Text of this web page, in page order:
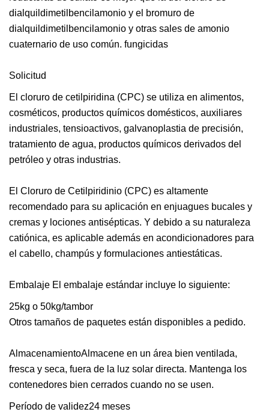
dialquildimetilbencilamonio y el bromuro de
dialquildimetilbencilamonio y otras sales de amonio
cuaternario de uso común. fungicidas
Solicitud
El cloruro de cetilpiridina (CPC) se utiliza en alimentos,
cosméticos, productos químicos domésticos, auxiliares
industriales, tensioactivos, galvanoplastia de precisión,
tratamiento de agua, productos químicos derivados del
petróleo y otras industrias.
El Cloruro de Cetilpiridinio (CPC) es altamente
recomendado para su aplicación en enjuagues bucales y
cremas y lociones antisépticas. Y debido a su naturaleza
catiónica, es aplicable además en acondicionadores para
el cabello, champús y formulaciones antiestáticas.
Embalaje El embalaje estándar incluye lo siguiente:
25kg o 50kg/tambor
Otros tamaños de paquetes están disponibles a pedido.
AlmacenamientoAlmacene en un área bien ventilada,
fresca y seca, fuera de la luz solar directa. Mantenga los
contenedores bien cerrados cuando no se usen.
Período de validez24 meses